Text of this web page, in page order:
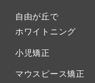
自由が丘で
ホワイトニング
小児矯正
マウスピース矯正